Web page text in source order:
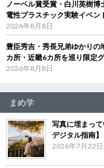
ノーベル賞受賞・白川英樹
電性プラスチック実験イベン
2026年8月8日
豊臣秀吉・秀長兄弟ゆかり
カ所・近畿6カ所を巡り限定
2026年8月8日
まめ学
写真に埋まっ
デジタル指南】
2026年7月22日